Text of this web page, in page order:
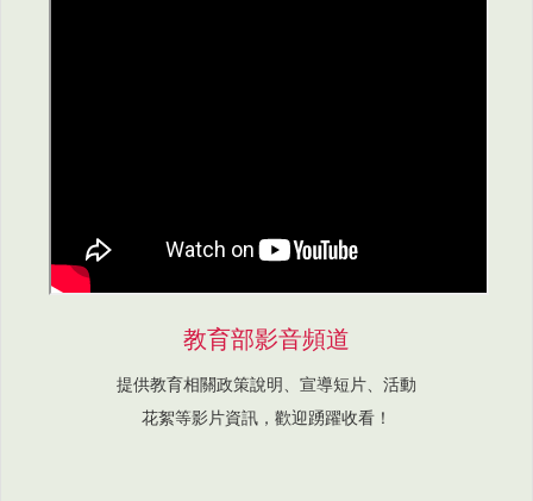
教育部影音頻道
提供教育相關政策說明、宣導短片、活動
花絮等影片資訊，歡迎踴躍收看！